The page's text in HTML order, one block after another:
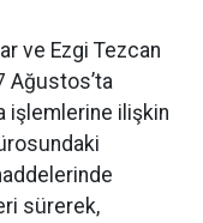
ve Ezgi Tezcan
Ağustos’ta
işlemlerine ilişkin
sürerek,